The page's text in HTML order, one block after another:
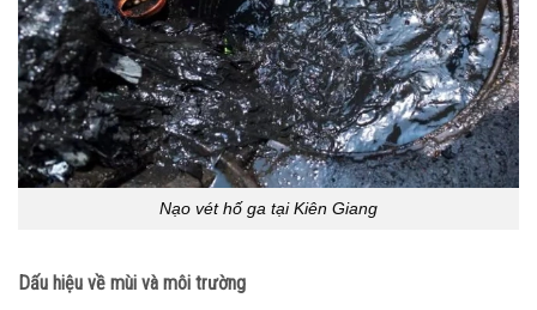
Nạo vét hố ga tại Kiên Giang
Dấu hiệu về mùi và môi trường